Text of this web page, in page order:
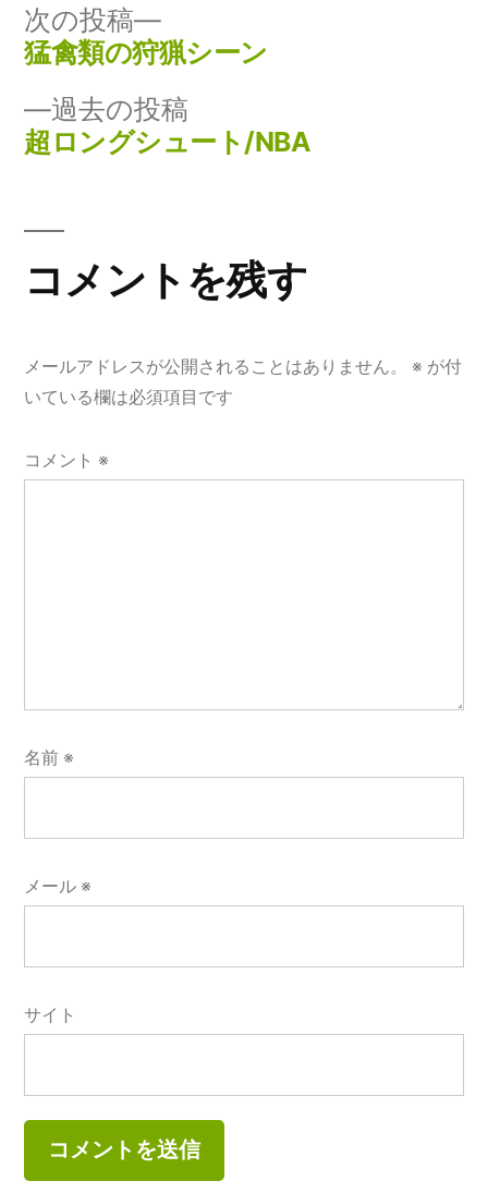
ー:
投
稿
ナ
ビ
ゲ
シ
ョ
ン
過去の投稿
去
超ロングシュート/NBA
次の投稿
次
の
稿:
猛禽類の狩猟シーン
コメントを残す
メールアドレスが公開されることはありません。 ※ が付
いている欄は必須項目です
コメント ※
名前 ※
メール ※
サイト